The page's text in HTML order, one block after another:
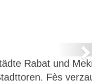
Berg
Rabat und
Fès